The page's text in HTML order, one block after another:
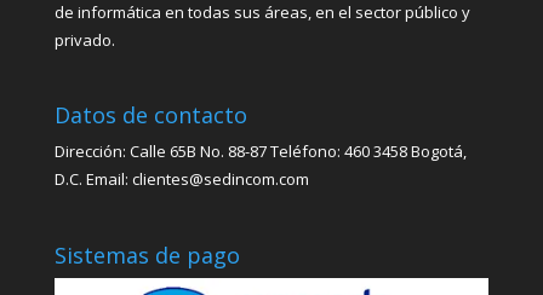
de informática en todas sus áreas, en el sector público y
privado.
Datos de contacto
Dirección: Calle 65B No. 88-87 Teléfono: 460 3458 Bogotá,
D.C. Email: clientes@sedincom.com
Sistemas de pago